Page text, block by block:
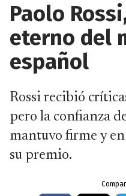
Paolo
eterno del
español
Rossi recibió
pero la confianza
mantuvo firme y
su premio.